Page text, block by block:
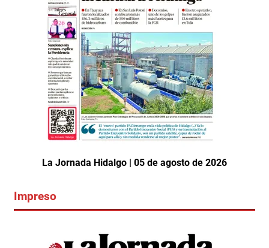
La Jornada Hidalgo | 05 de agosto de 2026
Impreso